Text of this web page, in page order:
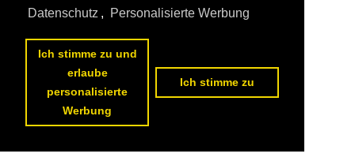
Datenschutz , Personalisierte Werbung
Ich stimme zu und
erlaube
personalisierte
Werbung
Ich stimme zu